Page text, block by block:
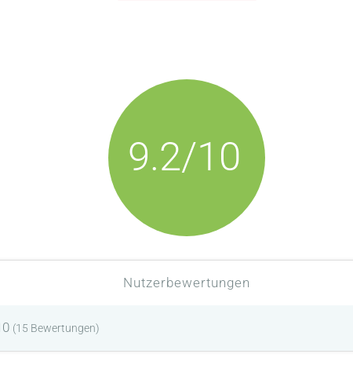
9.2/10
Nutzerbewertungen
(15 Bewertungen)